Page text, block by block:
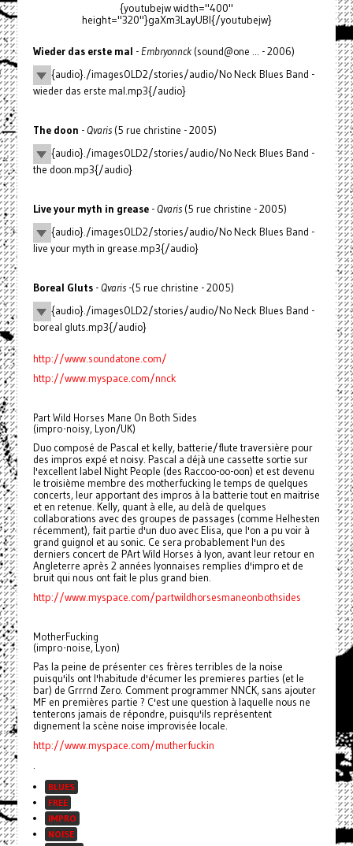
{youtubejw width="400"
height="320"}gaXm3LayUBI{/youtubejw}
Wieder das erste mal -Embryonnck(sound@one ... - 2006)
{audio}./imagesOLD2/stories/audio/No Neck Blues Band -
wieder das erste mal.mp3{/audio}
The doon -Qvaris(5 rue christine - 2005)
{audio}./imagesOLD2/stories/audio/No Neck Blues Band -
the doon.mp3{/audio}
Live your myth in grease-Qvaris(5 rue christine - 2005)
{audio}./imagesOLD2/stories/audio/No Neck Blues Band -
live your myth in grease.mp3{/audio}
Boreal Gluts-Qvaris-(5 rue christine - 2005)
{audio}./imagesOLD2/stories/audio/No Neck Blues Band -
boreal gluts.mp3{/audio}
http://www.soundatone.com/
http://www.myspace.com/nnck
Part Wild Horses Mane On Both Sides
(impro-noisy, Lyon/UK)
Duo composé de Pascal et kelly, batterie/flute traversière pour
des impros expé et noisy. Pascal a déjà une cassette sortie sur
l'excellent label Night People (des Raccoo-oo-oon) et est devenu
le troisième membre des motherfucking le temps de quelques
concerts, leur apportant des impros à la batterie tout en maitrise
et en retenue. Kelly, quant à elle, au delà de quelques
collaborations avec des groupes de passages (comme Helhesten
récemment), fait partie d'un duo avec Elisa, que l'on a pu voir à
grand guignol et au sonic. Ce sera probablement l'un des
derniers concert de PArt Wild Horses à lyon, avant leur retour en
Angleterre après 2 années lyonnaises remplies d'impro et de
bruit qui nous ont fait le plus grand bien.
http://www.myspace.com/partwildhorsesmaneonbothsides
MotherFucking
(impro-noise, Lyon)
Pas la peine de présenter ces frères terribles de la noise
puisqu'ils ont l'habitude d'écumer les premieres parties (et le
bar) de Grrrnd Zero. Comment programmer NNCK, sans ajouter
MF en premières partie ? C'est une question à laquelle nous ne
tenterons jamais de répondre, puisqu'ils représentent
dignement la scène noise improvisée locale.
http://www.myspace.com/mutherfuckin
.
BLUES
FREE
IMPRO
NOISE